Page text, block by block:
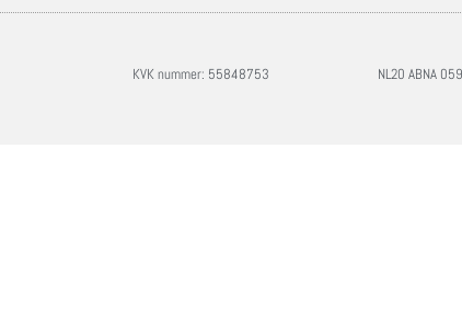
KVK nummer: 55848753 NL20 ABNA